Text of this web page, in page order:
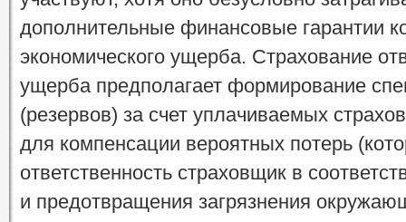
дополнительные финансовые гарантии
экономического ущерба. Страхование
ущерба предполагает формирование
(резервов) за счет уплачиваемых
для компенсации вероятных потерь
ответственность страховщик в
и предотвращения загрязнения